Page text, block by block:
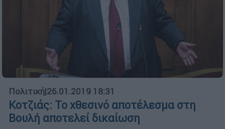
Πολιτική|26.01.2019 18:31
Κοτζιάς: Το χθεσινό αποτέλεσμα στη
Βουλή αποτελεί δικαίωση